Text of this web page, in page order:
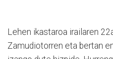
Lehen ikastaroa irailaren
Zamudiotorren eta bertan